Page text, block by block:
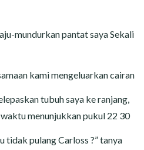
mundurkan pantat saya Sekali
kami mengeluarkan cairan
tubuh saya ke ranjang,
menunjukkan pukul 22 30
tidak pulang Carloss ?” tanya